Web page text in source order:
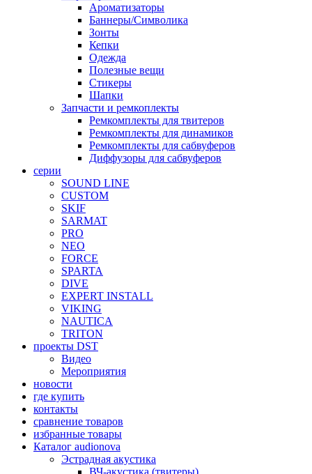
Ароматизаторы
Баннеры/Символика
Зонты
Кепки
Одежда
Полезные вещи
Стикеры
Шапки
Запчасти и ремкоплекты
Ремкомплекты для твитеров
Ремкомплекты для динамиков
Ремкомплекты для сабвуферов
Диффузоры для сабвуферов
серии
SOUND LINE
CUSTOM
SKIF
SARMAT
PRO
NEO
FORCE
SPARTA
DIVE
EXPERT INSTALL
VIKING
NAUTICA
TRITON
проекты DST
Видео
Мероприятия
новости
где купить
контакты
сравнение товаров
избранные товары
Каталог audionova
Эстрадная акустика
ВЧ-акустика (твитеры)